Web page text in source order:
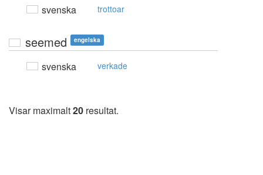
svenska trottoar
seemed engelska
svenska verkade
Visar maximalt20 resultat.